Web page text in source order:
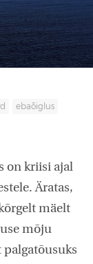
ebaõiglus
on kriisi ajal
Äratas,
mäelt
mõju
palgatõusuks